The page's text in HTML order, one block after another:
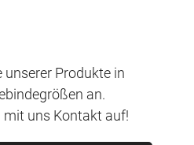
Produkte in
an.
mit uns Kontakt auf!